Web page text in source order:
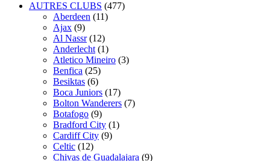
AUTRES CLUBS (477)
Aberdeen (11)
Ajax (9)
Al Nassr (12)
Anderlecht (1)
Atletico Mineiro (3)
Benfica (25)
Besiktas (6)
Boca Juniors (17)
Bolton Wanderers (7)
Botafogo (9)
Bradford City (1)
Cardiff City (9)
Celtic (12)
Chivas de Guadalajara (9)